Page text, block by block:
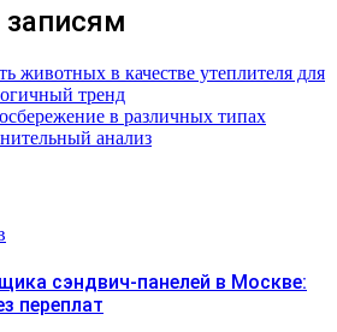
животных в качестве утеплителя для
тренд
в различных типах
анализ
сэндвич-панелей в Москве:
переплат